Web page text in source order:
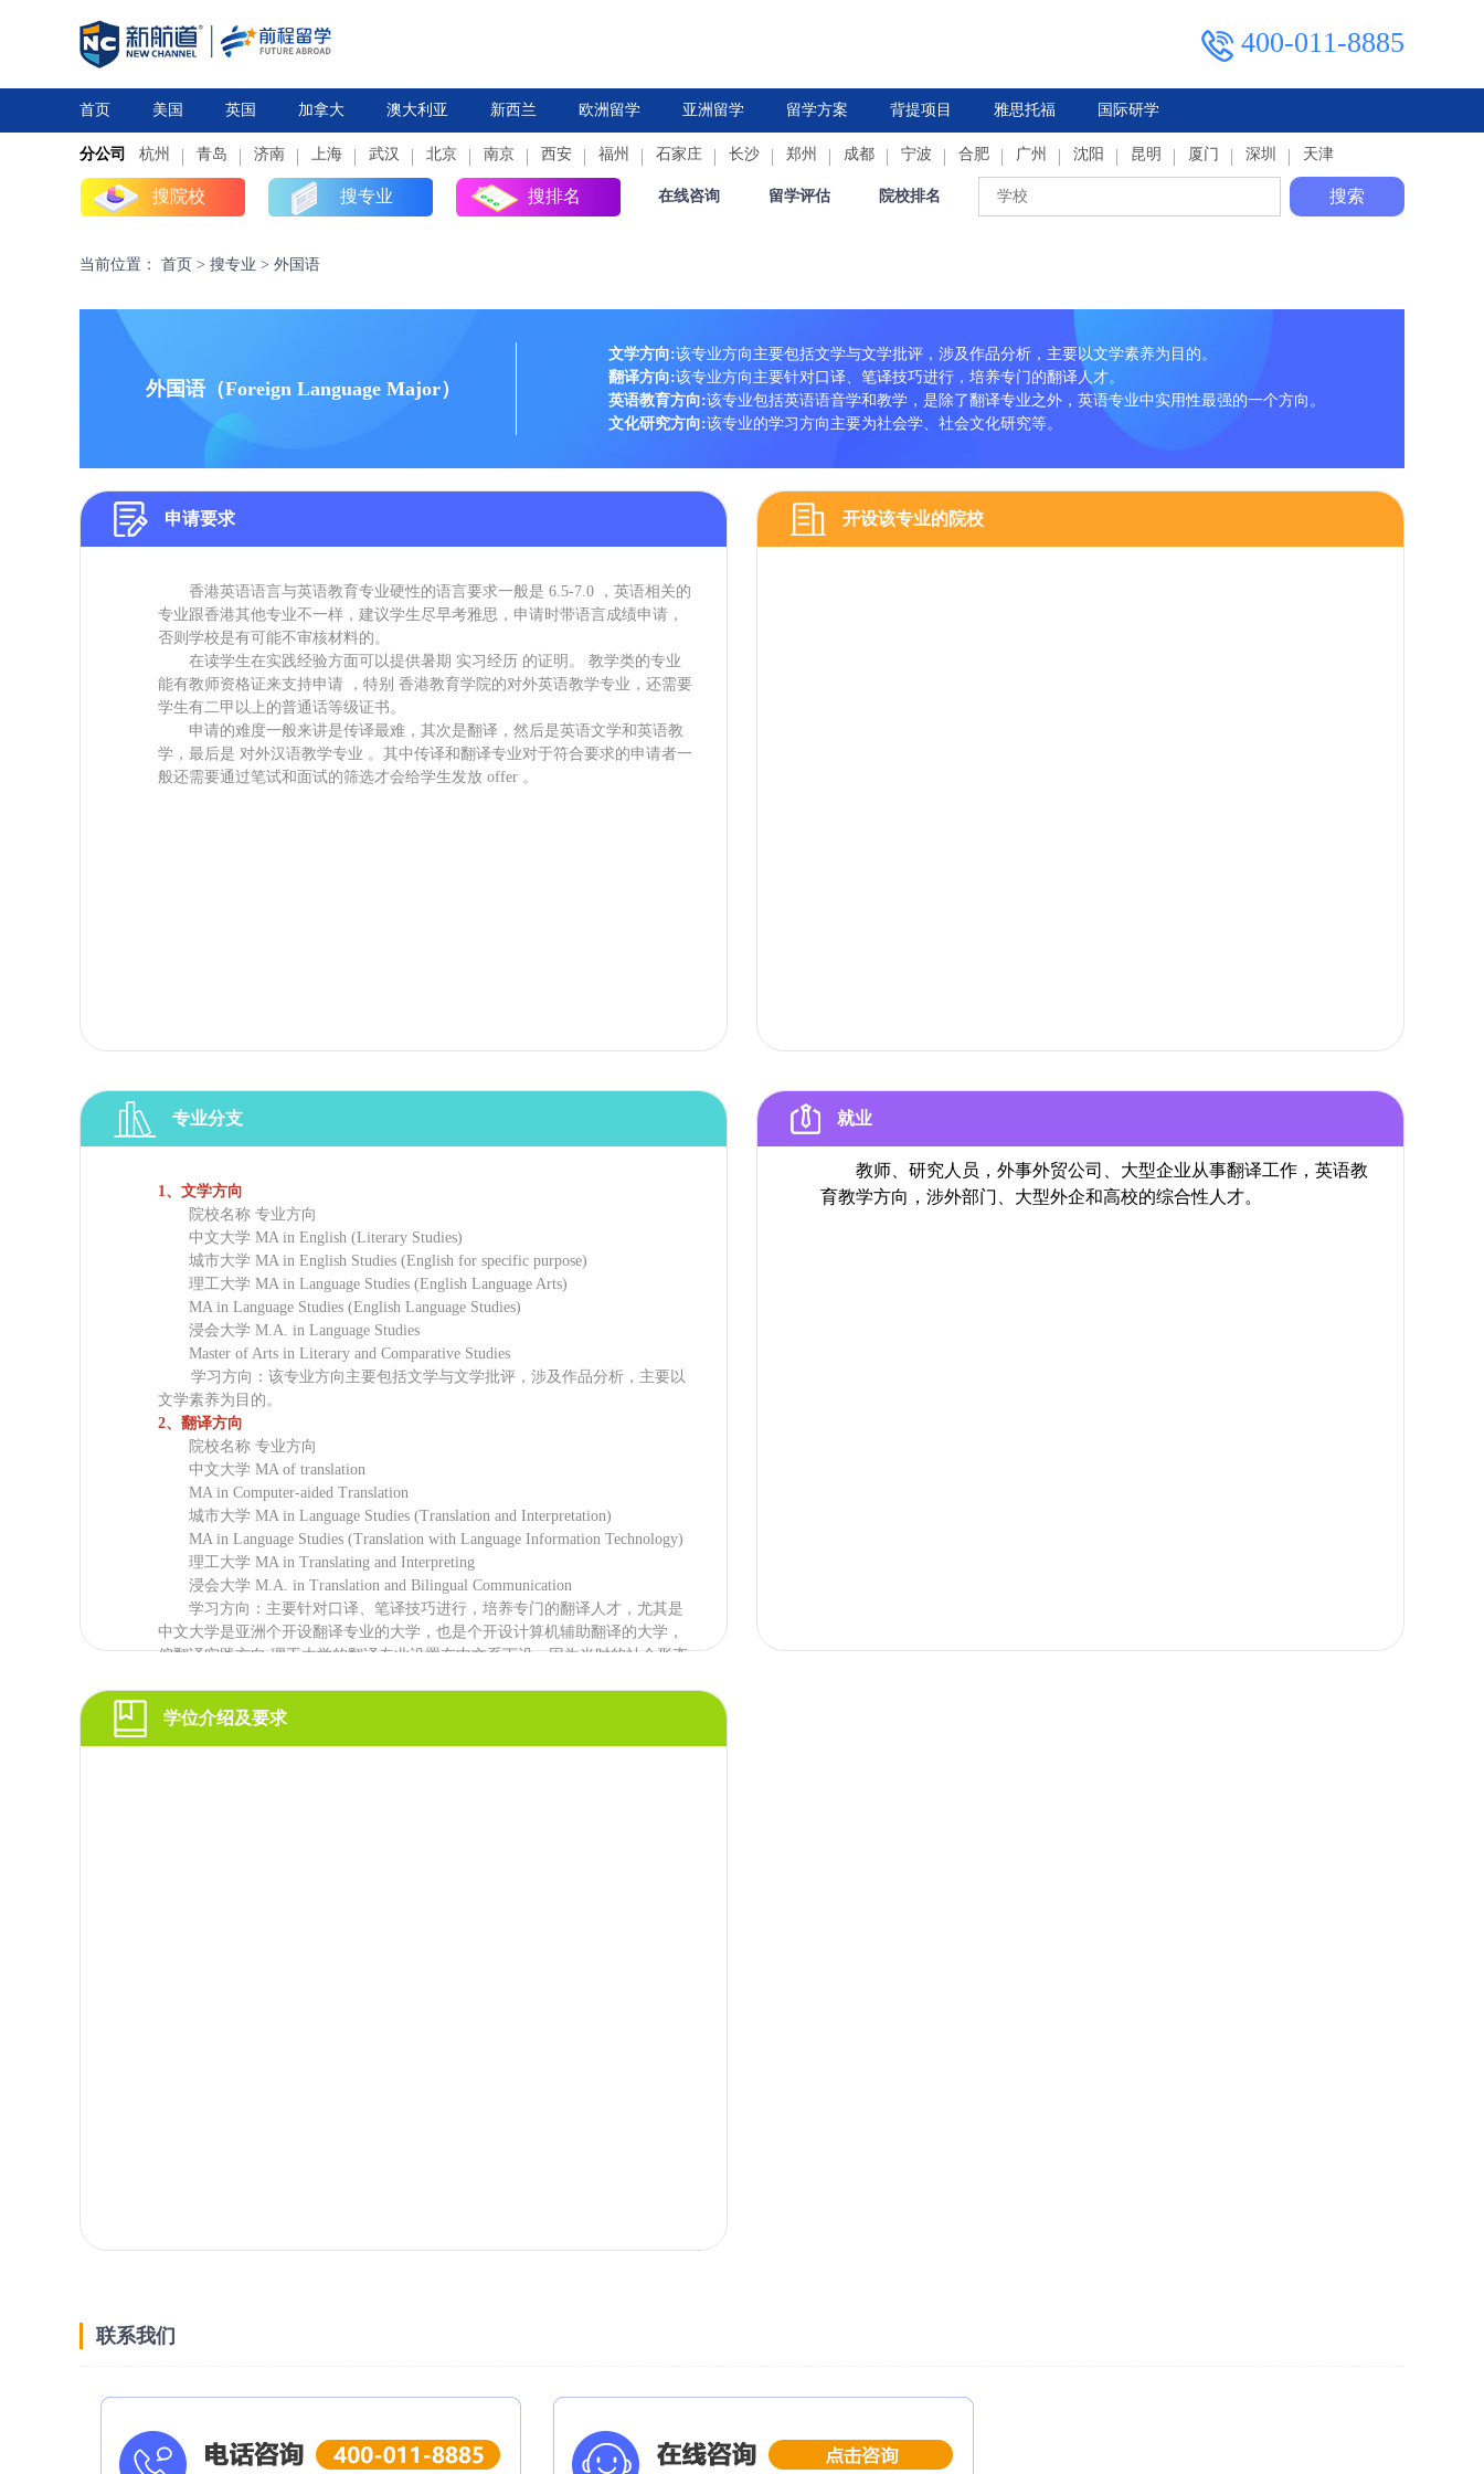
400-011-8885
首页 美国
研究生 本科 高中
英国
研究生 本科 高中
加拿大 澳大利亚 新西兰 欧洲留学
德国 法国 荷兰 西班牙 意大利 瑞典 俄罗斯
亚洲留学
中国香港 新加坡 日本 韩国 马来西亚 泰国
留学方案 背提项目 雅思托福 国际研学
分公司 杭州 青岛 济南 上海 武汉 北京 南京 西安 福州 石家庄 长沙 郑州 成都 宁波 合肥 广州 沈阳 昆明 厦门 深圳 天津
搜院校 搜专业 搜排名 在线咨询 留学评估 院校排名 搜索
当前位置： 首页 > 搜专业 > 外国语
外国语（Foreign Language Major）
文学方向:该专业方向主要包括文学与文学批评，涉及作品分析，主要以文学素养为目的。
翻译方向:该专业方向主要针对口译、笔译技巧进行，培养专门的翻译人才。
英语教育方向:该专业包括英语语音学和教学，是除了翻译专业之外，英语专业中实用性最强的一个方向。
文化研究方向:该专业的学习方向主要为社会学、社会文化研究等。
申请要求
香港英语语言与英语教育专业硬性的语言要求一般是 6.5-7.0 ，英语相关的
专业跟香港其他专业不一样，建议学生尽早考雅思，申请时带语言成绩申请，
否则学校是有可能不审核材料的。
在读学生在实践经验方面可以提供暑期 实习经历 的证明。 教学类的专业
能有教师资格证来支持申请 ，特别 香港教育学院的对外英语教学专业，还需要
学生有二甲以上的普通话等级证书。
申请的难度一般来讲是传译最难，其次是翻译，然后是英语文学和英语教
学，最后是 对外汉语教学专业 。其中传译和翻译专业对于符合要求的申请者一
般还需要通过笔试和面试的筛选才会给学生发放 offer 。
开设该专业的院校
专业分支
1、文学方向
院校名称 专业方向
中文大学 MA in English (Literary Studies)
城市大学 MA in English Studies (English for specific purpose)
理工大学 MA in Language Studies (English Language Arts)
MA in Language Studies (English Language Studies)
浸会大学 M.A. in Language Studies
Master of Arts in Literary and Comparative Studies
学习方向：该专业方向主要包括文学与文学批评，涉及作品分析，主要以
文学素养为目的。
2、翻译方向
院校名称 专业方向
中文大学 MA of translation
MA in Computer-aided Translation
城市大学 MA in Language Studies (Translation and Interpretation)
MA in Language Studies (Translation with Language Information Technology)
理工大学 MA in Translating and Interpreting
浸会大学 M.A. in Translation and Bilingual Communication
学习方向：主要针对口译、笔译技巧进行，培养专门的翻译人才，尤其是
中文大学是亚洲个开设翻译专业的大学，也是个开设计算机辅助翻译的大学，
偏翻译实践方向;理工大学的翻译专业设置在中文系下设，因为当时的社会形态
一;城市大学的翻译专业属于偏翻译研究方向，实践偏弱。
3、英语教育方向
就业
教师、研究人员，外事外贸公司、大型企业从事翻译工作，英语教
育教学方向，涉外部门、大型外企和高校的综合性人才。
学位介绍及要求
联系我们